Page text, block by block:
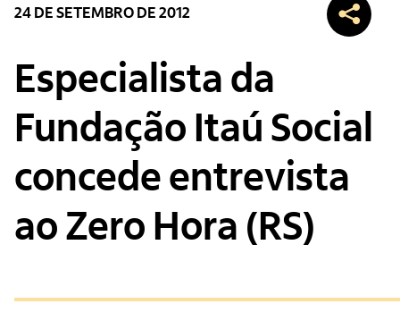
Contato
24 DE SETEMBRO DE 2012
Especialista da
Fundação Itaú Social
concede entrevista
ao Zero Hora (RS)